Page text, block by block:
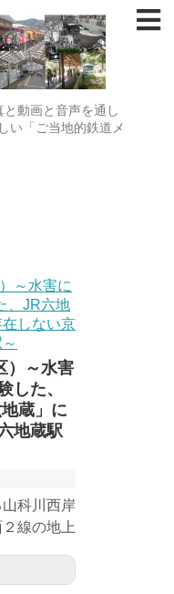
と動画と音声を通し
い「ご当地的鉄道メ
）～水害
した、
蔵」に
地蔵駅
科川西岸
線の地上